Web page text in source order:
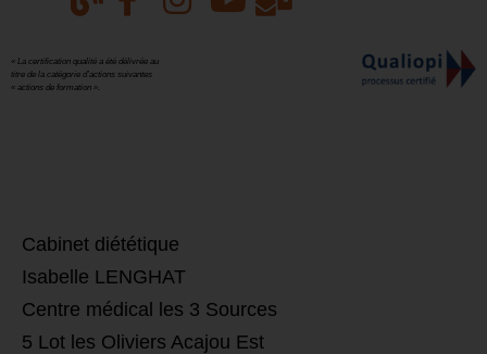
​Cabinet diététique
Isabelle LENGHAT
Centre médical les 3 Sources
5 Lot les Oliviers Acajou Est
« La certification qualité a été délivrée au
titre de la catégorie d’actions suivantes
« actions de formation ».